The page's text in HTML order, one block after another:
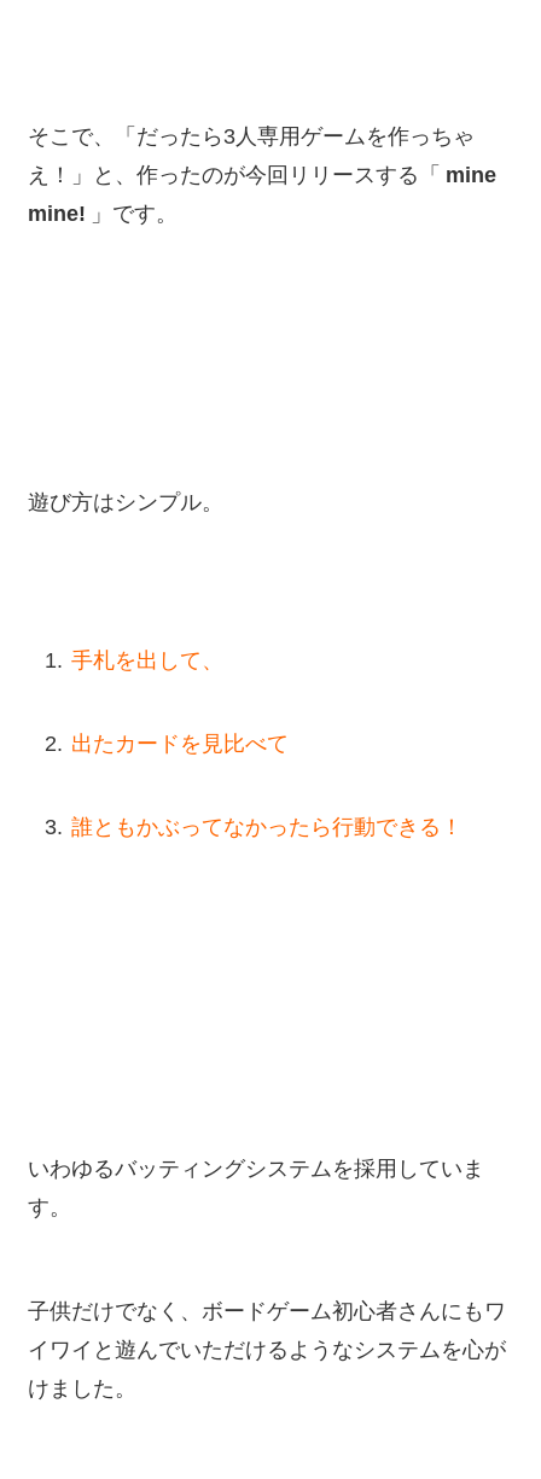
そこで、「だったら3人専用ゲームを作っちゃ
え！」と、作ったのが今回リリースする「 mine
mine! 」です。
遊び方はシンプル。
手札を出して、
出たカードを見比べて
誰ともかぶってなかったら行動できる！
いわゆるバッティングシステムを採用していま
す。
子供だけでなく、ボードゲーム初心者さんにもワ
イワイと遊んでいただけるようなシステムを心が
けました。